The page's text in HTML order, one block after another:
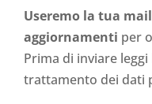
Useremo la tua
aggiornamenti per
Prima di inviare
trattamento dei dati